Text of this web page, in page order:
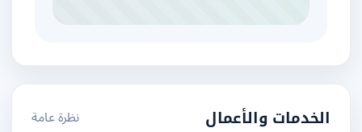
الخدمات والأعمال نظرة عامة